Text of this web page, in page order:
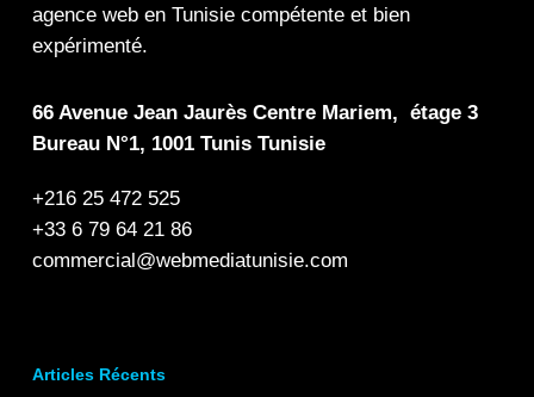
agence web en Tunisie compétente et bien
expérimenté.
66 Avenue Jean Jaurès Centre Mariem, étage 3
Bureau N°1, 1001 Tunis Tunisie
+216 25 472 525
+33 6 79 64 21 86
commercial@webmediatunisie.com
Articles Récents